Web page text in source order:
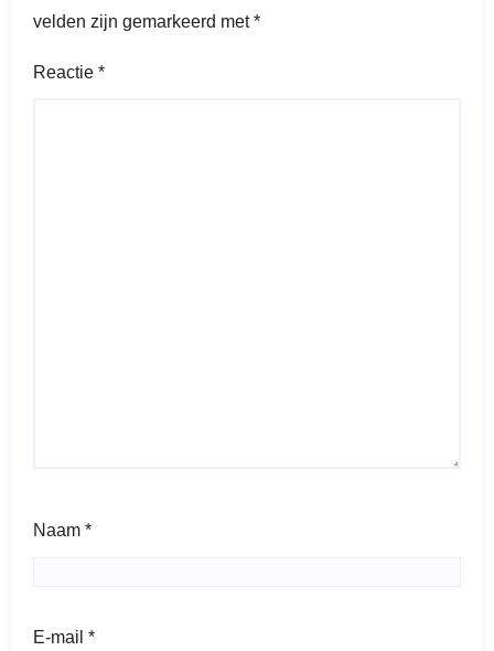
velden zijn gemarkeerd met*
Reactie *
Naam *
E-mail *